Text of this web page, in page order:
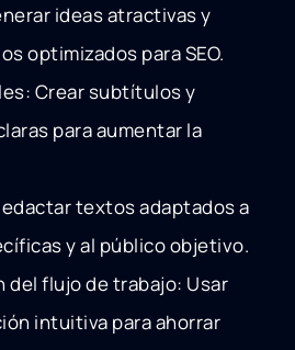
ideas atractivas y
optimizados para SEO.
Crear subtítulos y
para aumentar la
textos adaptados a
y al público objetivo.
del flujo de trabajo: Usar
intuitiva para ahorrar